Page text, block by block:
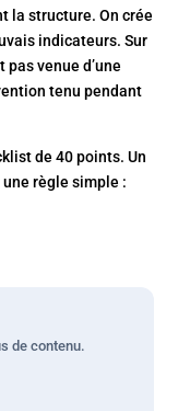
la structure. On crée
indicateurs. Sur
pas venue d’une
tenu pendant
de 40 points. Un
règle simple :
de contenu.